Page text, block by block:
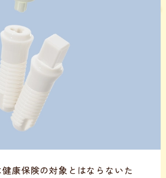
康保険の対象とはならないた